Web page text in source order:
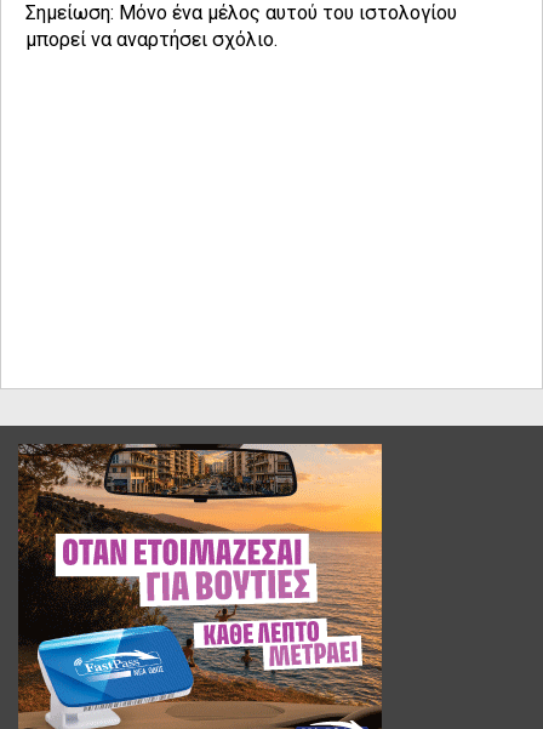
Σημείωση: Μόνο ένα μέλος αυτού του ιστολογίου
μπορεί να αναρτήσει σχόλιο.